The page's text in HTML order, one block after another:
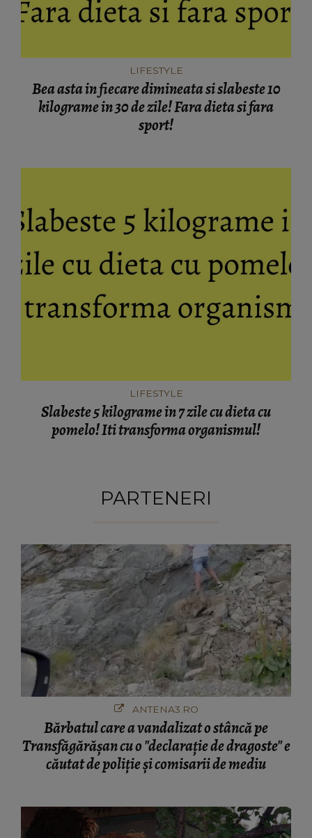
LIFESTYLE
Bea asta in fiecare dimineata si slabeste 10
kilograme in 30 de zile! Fara dieta si fara
sport!
LIFESTYLE
Slabeste 5 kilograme in 7 zile cu dieta cu
pomelo! Iti transforma organismul!
PARTENERI
ANTENA3.RO
Bărbatul care a vandalizat o stâncă pe
Transfăgărășan cu o "declaraţie de dragoste" e
căutat de poliție și comisarii de mediu